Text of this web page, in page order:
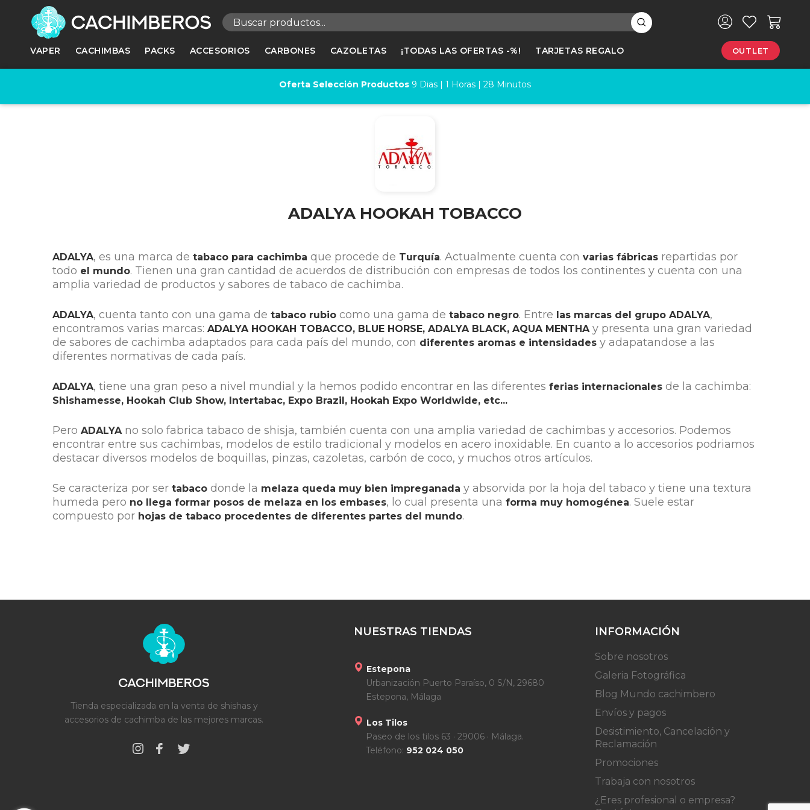
VAPER CACHIMBAS PACKS ACCESORIOS CARBONES CAZOLETAS ¡TODAS LAS OFERTAS -%! TARJETAS REGALO OUTLET
Oferta Selección Productos 9 Dias | 1 Horas | 28 Minutos
ADALYA HOOKAH TOBACCO
ADALYA, es una marca de tabaco para cachimba que procede de Turquía. Actualmente cuenta con varias fábricas repartidas por
todo el mundo. Tienen una gran cantidad de acuerdos de distribución con empresas de todos los continentes y cuenta con una
amplia variedad de productos y sabores de tabaco de cachimba.
ADALYA, cuenta tanto con una gama de tabaco rubio como una gama de tabaco negro. Entre las marcas del grupo ADALYA,
encontramos varias marcas: ADALYA HOOKAH TOBACCO, BLUE HORSE, ADALYA BLACK, AQUA MENTHAy presenta una gran variedad
de sabores de cachimba adaptados para cada país del mundo, con diferentes aromas e intensidades y adapatandose a las
diferentes normativas de cada país.
ADALYA, tiene una gran peso a nivel mundial y la hemos podido encontrar en las diferentes ferias internacionales de la cachimba:
Shishamesse, Hookah Club Show, Intertabac, Expo Brazil, Hookah Expo Worldwide, etc...
Pero ADALYAno solo fabrica tabaco de shisja, también cuenta con una amplia variedad de cachimbas y accesorios. Podemos
encontrar entre sus cachimbas, modelos de estilo tradicional y modelos en acero inoxidable. En cuanto a lo accesorios podriamos
destacar diversos modelos de boquillas, pinzas, cazoletas, carbón de coco, y muchos otros artículos.
Se caracteriza por ser tabaco donde la melaza queda muy bien impreganada y absorvida por la hoja del tabaco y tiene una textura
humeda pero no llega formar posos de melaza en los embases, lo cual presenta una forma muy homogénea. Suele estar
compuesto por hojas de tabaco procedentes de diferentes partes del mundo.
Tienda especializada en la venta de shishas y
accesorios de cachimba de las mejores marcas.
NUESTRAS TIENDAS
Estepona
Urbanización Puerto Paraíso, 0 S/N, 29680
Estepona, Málaga
Los Tilos
Paseo de los tilos 63 · 29006 · Málaga.
Teléfono: 952 024 050
INFORMACIÓN
Sobre nosotros
Galeria Fotográfica
Blog Mundo cachimbero
Envíos y pagos
Desistimiento, Cancelación y
Reclamación
Promociones
Trabaja con nosotros
¿Eres profesional o empresa?
Registrarse ×
Necesitas hacer login para guardar productos en tu lista de deseos